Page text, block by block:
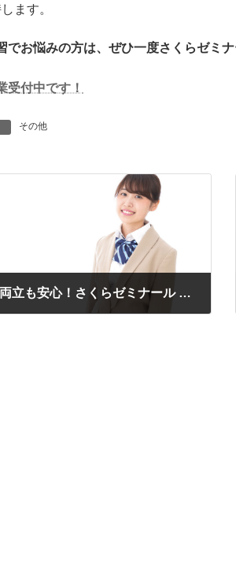
ます。
でお悩みの方は、ぜひ一度さくらゼミ
受付中です！
その他
部活との両立も安心！さくらゼミナール ましき校がご家庭の学習習慣をサポートします